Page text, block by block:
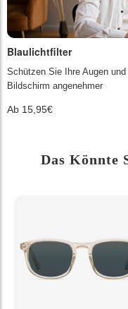
Blaulichtfilter
Schützen Sie Ihre Augen
Bildschirm angenehmer
Ab 15,95€
Das Könnte